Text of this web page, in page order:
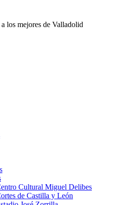
los mejores de Valladolid
Cultural Miguel Delibes
de Castilla y León